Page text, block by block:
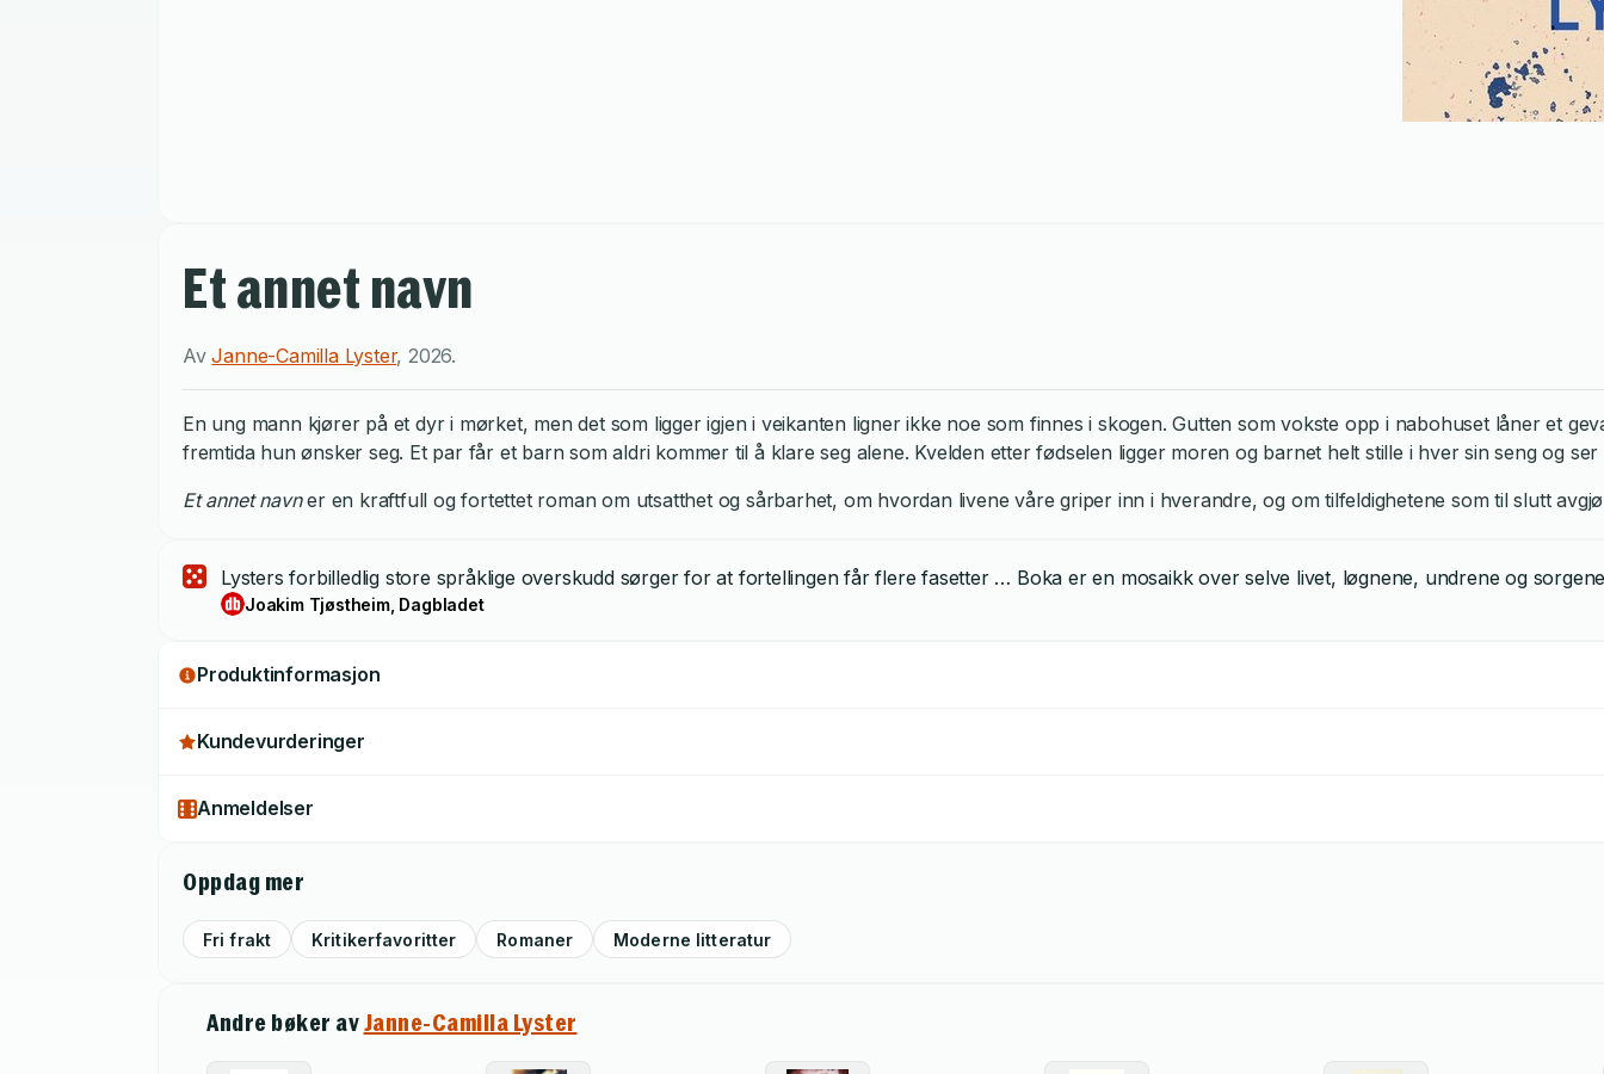
Et annet navn
AvJanne-Camilla Lyster,2026.
En ung mann kjører på et dyr i mørket, men det som ligger igjen i veikanten ligner ikke noe som finnes i skogen. Gutten som vokste opp i nabohuset låner
fremtida hun ønsker seg. Et par får et barn som aldri kommer til å klare seg alene. Kvelden etter fødselen ligger moren og barnet helt stille i hver sin seng
Et annet navner en kraftfull og fortettet roman om utsatthet og sårbarhet, om hvordan livene våre griper inn i hverandre, og om tilfeldighetene som til slutt
Lysters forbilledlig store språklige overskudd sørger for at fortellingen får flere fasetter … Boka er en mosaikk over selve livet, løgnene, undrene og
Joakim Tjøstheim, Dagbladet
Produktinformasjon
Kundevurderinger
Anmeldelser
Oppdag mer
Fri frakt Kritikerfavoritter Romaner Moderne litteratur
Andre bøker avJanne-Camilla Lyster